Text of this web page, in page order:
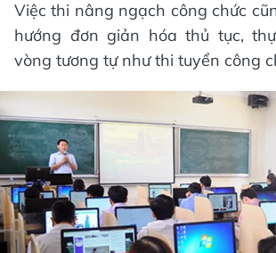
Việc thi nâng ngạch công chức
hướng đơn giản hóa thủ tục,
vòng tương tự như thi tuyển công